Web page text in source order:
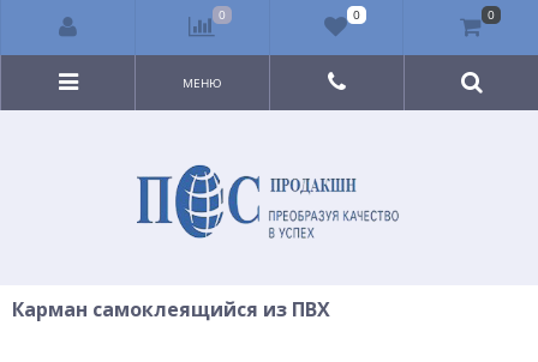
МЕНЮ
Карман самоклеящийся из ПВХ
0 0 0